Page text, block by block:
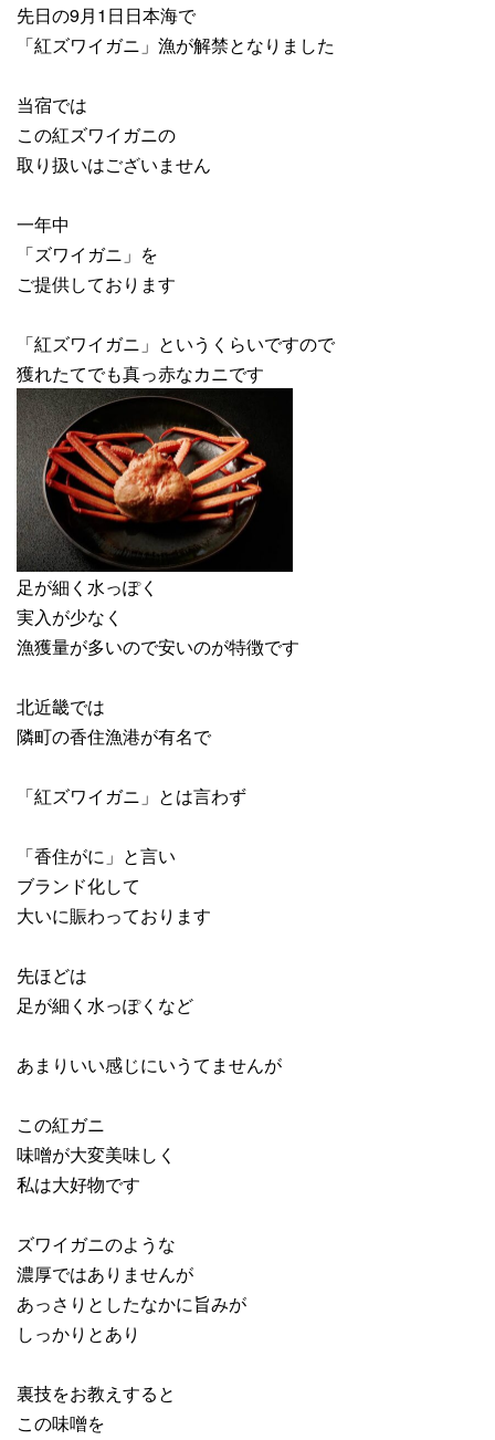
先日の9月1日日本海で
「紅ズワイガニ」漁が解禁となりました
当宿では
この紅ズワイガニの
取り扱いはございません
一年中
「ズワイガニ」を
ご提供しております
「紅ズワイガニ」というくらいですので
獲れたてでも真っ赤なカニです
足が細く水っぽく
実入が少なく
漁獲量が多いので安いのが特徴です
北近畿では
隣町の香住漁港が有名で
「紅ズワイガニ」とは言わず
「香住がに」と言い
ブランド化して
大いに賑わっております
先ほどは
足が細く水っぽくなど
あまりいい感じにいうてませんが
この紅ガニ
味噌が大変美味しく
私は大好物です
ズワイガニのような
濃厚ではありませんが
あっさりとしたなかに旨みが
しっかりとあり
裏技をお教えすると
この味噌を